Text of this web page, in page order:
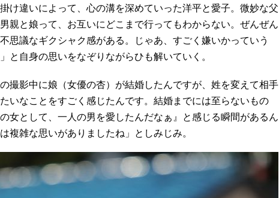
け違いによって、心の溝を深めていった洋平と愛子。微妙な父
親と娘って、お互いにどこまで行ってもわからない。ぜんぜん
思議なギクシャク感がある。じゃあ、すごく嫌いかっていう
と自身の思いをなぞりながらひも解いていく。
撮影中に娘（女優の杏）が結婚したんですが、姓を変えて相手
いなことをすごく感じたんです。結婚までには至らないもの
女として、一人の男を愛したんだなぁ』と感じる瞬間があるん
複雑な思いがありましたね」としみじみ。